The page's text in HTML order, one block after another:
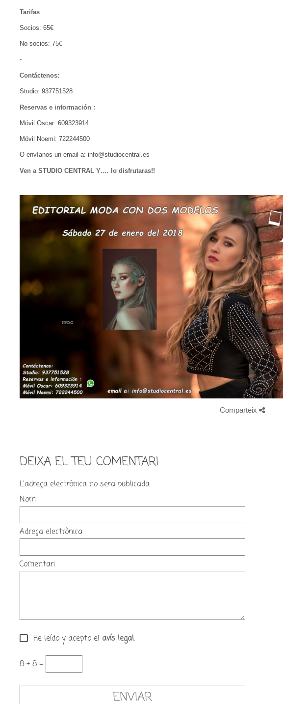
Tarifas
Socios: 65€
No socios: 75€
-
Contáctenos:
Studio: 937751528
Reservas e información :
Móvil Oscar: 609323914
Móvil Noemi: 722244500
O envíanos un email a: info@studiocentral.es
Ven a STUDIO CENTRAL Y…. lo disfrutaras!!
Comparteix
DEIXA EL TEU COMENTARI
L'adreça electrònica no sera publicada
Nom
Adreça electrònica
Comentari
He leído y acepto el avís legal.
8 + 8 =